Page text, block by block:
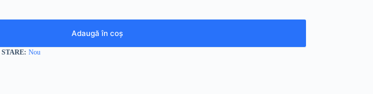
Adaugă în coș
Nou